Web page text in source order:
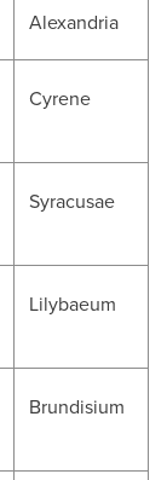
Alexandria
Cyrene
Syracusae
Lilybaeum
Brundisium